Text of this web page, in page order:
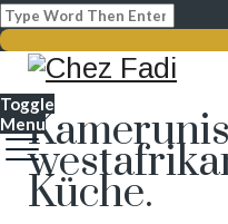
Küche.
Toggle
Menu